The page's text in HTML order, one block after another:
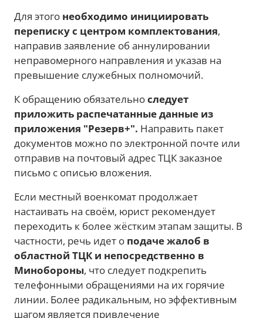
Для этого необходимо инициировать
переписку с центром комплектования,
направив заявление об аннулировании
неправомерного направления и указав на
превышение служебных полномочий.
К обращению обязательноследует
приложить распечатанные данные из
приложения "Резерв+". Направить пакет
документов можно по электронной почте или
отправив на почтовый адрес ТЦК заказное
письмо с описью вложения.
Если местный военкомат продолжает
настаивать на своём, юрист рекомендует
переходить к более жёстким этапам защиты. В
частности, речь идет о подаче жалоб в
областной ТЦК и непосредственно в
Минобороны, что следует подкрепить
телефонными обращениями на их горячие
линии. Более радикальным, но эффективным
шагом является привлечение